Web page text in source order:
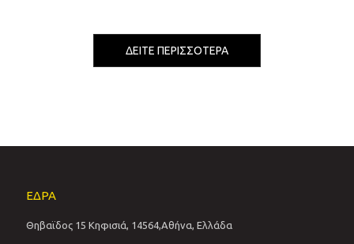
ΔΕΙΤΕ ΠΕΡΙΣΣΟΤΕΡΑ
ΕΔΡΑ
Θηβαϊδος 15 Κηφισιά, 14564,Αθήνα, Ελλάδα